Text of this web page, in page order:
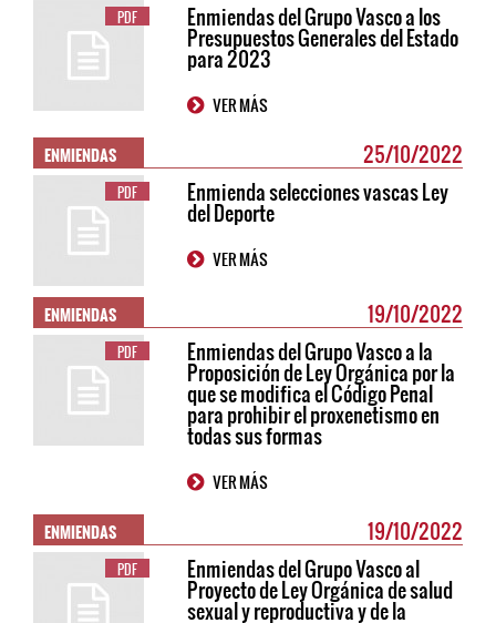
PDF Enmiendas del Grupo Vasco a los
Presupuestos Generales del Estado
para 2023
VER MÁS
ENMIENDAS 25/10/2022
PDF Enmienda selecciones vascas Ley
del Deporte
VER MÁS
ENMIENDAS 19/10/2022
PDF Enmiendas del Grupo Vasco a la
Proposición de Ley Orgánica por la
que se modifica el Código Penal
para prohibir el proxenetismo en
todas sus formas
VER MÁS
ENMIENDAS 19/10/2022
PDF Enmiendas del Grupo Vasco al
Proyecto de Ley Orgánica de salud
sexual y reproductiva y de la